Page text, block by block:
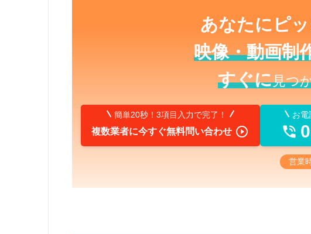
あなたにピッ
映像・動画制
すぐに見つ
簡単20秒！3項目入力で完了！
複数業者に今すぐ無料問い合わせ 
お電

営業